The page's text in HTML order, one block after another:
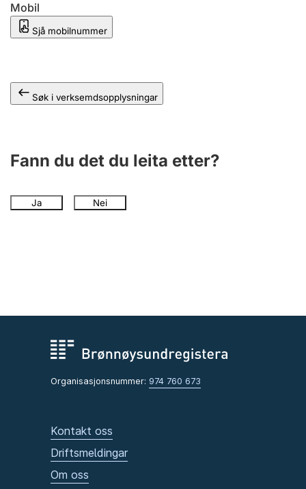
Mobil
Sjå mobilnummer
Søk i verksemdsopplysningar
Fann du det du leita etter?
Ja Nei
Organisasjonsnummer: 974 760 673
Kontakt oss
Driftsmeldingar
Om oss